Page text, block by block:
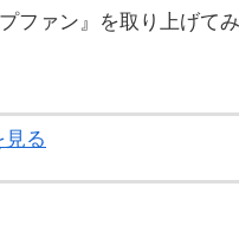
ファン』を取り上げて
見る